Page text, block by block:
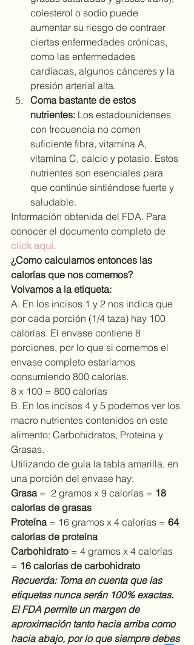
colesterol o sodio puede
aumentar su riesgo de contraer
ciertas enfermedades crónicas,
como las enfermedades
cardíacas, algunos cánceres y la
presión arterial alta.
Coma bastante de estos
nutrientes: Los estadounidenses
con frecuencia no comen
suficiente fibra, vitamina A,
vitamina C, calcio y potasio. Estos
nutrientes son esenciales para
que continúe sintiéndose fuerte y
saludable.
Información obtenida del FDA. Para
conocer el documento completo de
click aqui.
¿Como calculamos entonces las
calorías que nos comemos?
Volvamos a la etiqueta:
A. En los incisos 1 y 2 nos indica que
por cada porción (1/4 taza) hay 100
calorías. El envase contiene 8
porciones, por lo que si comemos el
envase completo estaríamos
consumiendo 800 calorías.
8 x 100 = 800 calorías
B. En los incisos 4 y 5 podemos ver los
macro nutrientes contenidos en este
alimento: Carbohidratos, Proteína y
Grasas.
Utilizando de guía la tabla amarilla, en
una porción del envase hay:
Grasa =  2 gramos x 9 calorías = 18
calorías de grasas
Proteína = 16 gramos x 4 calorías = 64
calorías de proteína
Carbohidrato = 4 gramos x 4 calorías
= 16 calorías de carbohidrato
Recuerda: Toma en cuenta que las
etiquetas nunca serán 100% exactas.
El FDA permite un margen de
aproximación tanto hacia arriba como
hacia abajo, por lo que siempre debes